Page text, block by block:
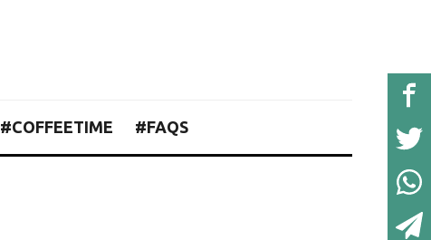
#COFFEETIME #FAQS